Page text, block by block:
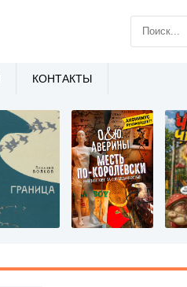
КОНТАКТЫ